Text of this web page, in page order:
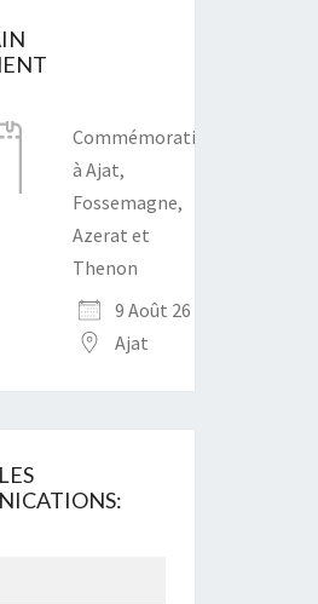
Commémoration
à Ajat,
Fossemagne,
Azerat et
Thenon
9 Août 26
Ajat